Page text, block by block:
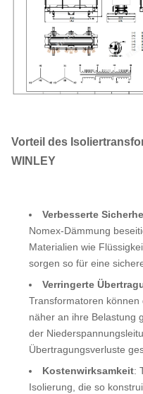
Vorteil des
WINLEY
Verbesserte
Nomex-Dämmung
Materialien wie
sorgen so für eine
Verringerte
Transformatoren
näher an ihre Belastung
der
Übertragungsverluste
Kostenwirksamkeit:
Isolierung, die so